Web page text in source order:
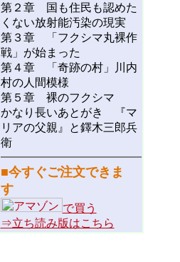
第２章 国も住民も認めた
くない放射能汚染の現実
第３章 「フクシマ丸裸作
戦」が始まった
第４章 「奇跡の村」川内
村の人間模様
第５章 裸のフクシマ
かなり長いあとがき 『マ
リアの父親』と鐸木三郎兵
衛
■今すぐご注文できま
す
で買う
⇒立ち読み版はこちら